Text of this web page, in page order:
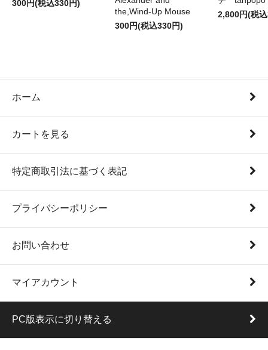
300円(税込330円)
the,Wind-Up Mouse
300円(税込330円)
2,800円(税
ホーム
カートを見る
特定商取引法に基づく表記
プライバシーポリシー
お問い合わせ
マイアカウント
PC版表示に切り替える